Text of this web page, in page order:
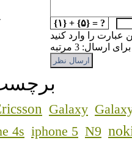
{۱} + {۵} = ?
عبارت را وارد کنید
ارسال: 3 مرتبه
Galaxy
4s iphone 5 N9